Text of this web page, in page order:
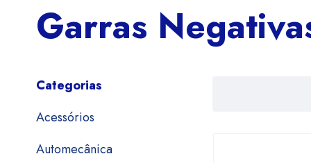
Garras
Categorias
Acessórios
Automecânica